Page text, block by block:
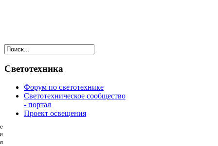
Светотехника
Форум по светотехнике
Светотехническое сообщество
- портал
Проект освещения